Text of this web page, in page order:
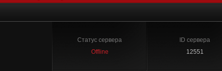
Статус сервера
Offline
ID сервера
12551